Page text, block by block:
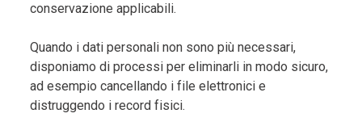
conservazione applicabili.
Quando i dati personali non sono più necessari,
disponiamo di processi per eliminarli in modo sicuro,
ad esempio cancellando i file elettronici e
distruggendo i record fisici.